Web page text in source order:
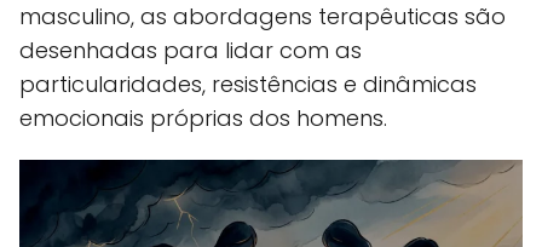
masculino, as abordagens terapêuticas são
desenhadas para lidar com as
particularidades, resistências e dinâmicas
emocionais próprias dos homens.